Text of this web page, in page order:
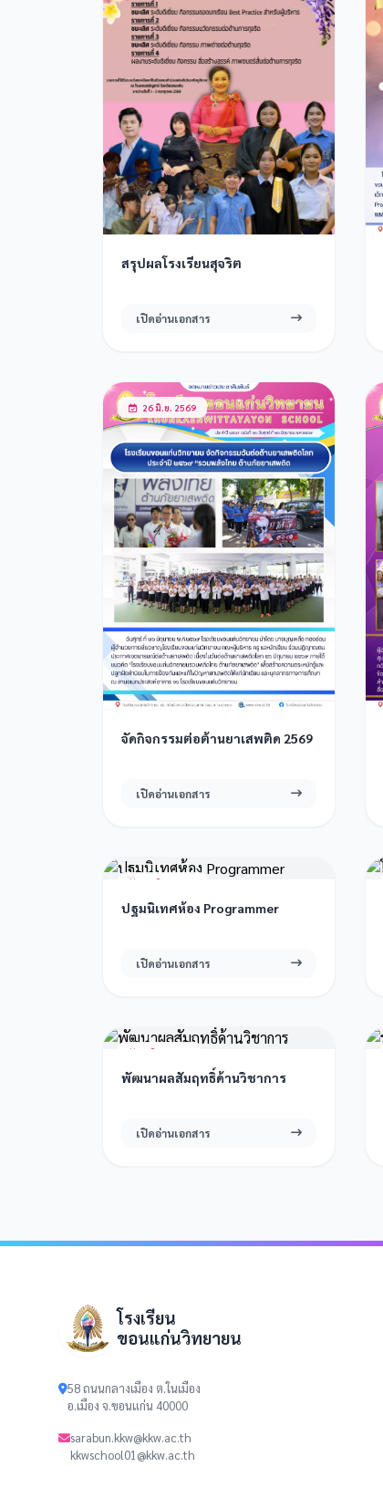
สรุปผลโรงเรียนสุจริต
เปิดอ่านเอกสาร
26 มิ.ย. 2569
จัดกิจกรรมต่อต้านยาเสพติด 2569
เปิดอ่านเอกสาร
16 มิ.ย. 2569
ปฐมนิเทศห้อง Programmer
เปิดอ่านเอกสาร
9 มิ.ย. 2569
พัฒนาผลสัมฤทธิ์ด้านวิชาการ
เปิดอ่านเอกสาร
โรงเรียน
ขอนแก่นวิทยายน
58 ถนนกลางเมือง ต.ในเมือง
อ.เมือง จ.ขอนแก่น 40000
sarabun.kkw@kkw.ac.th
kkwschool01@kkw.ac.th